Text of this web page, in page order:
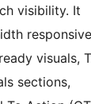
visibility. It
responsive
visuals,
sections,